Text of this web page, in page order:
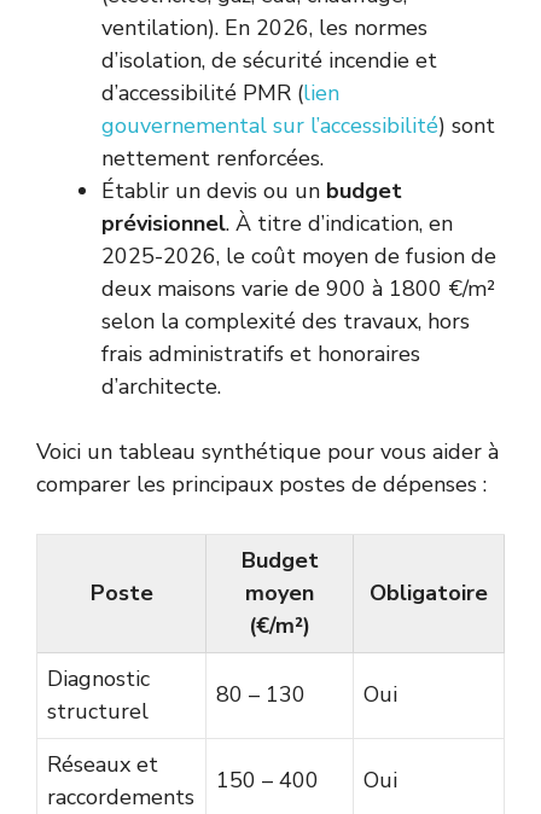
ventilation). En 2026, les normes
d’isolation, de sécurité incendie et
d’accessibilité PMR (lien
gouvernemental sur l’accessibilité) sont
nettement renforcées.
Établir un devis ou un budget
prévisionnel. À titre d’indication, en
2025-2026, le coût moyen de fusion de
deux maisons varie de 900 à 1800 €/m²
selon la complexité des travaux, hors
frais administratifs et honoraires
d’architecte.
Voici un tableau synthétique pour vous aider à
comparer les principaux postes de dépenses :
Poste
Budget
moyen
(€/m²)
Obligatoire
Diagnostic
structurel
80 – 130 Oui
Réseaux et
raccordements
150 – 400 Oui